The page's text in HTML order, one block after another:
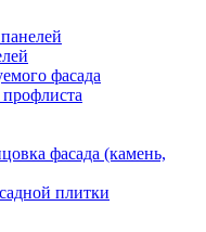
фасада
фасада (камень,
плитки